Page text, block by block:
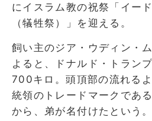
にイスラム教の祝祭「イー
（犠牲祭）」を迎える。
飼い主のジア・ウディン・
よると、ドナルド・トラン
700キロ。頭頂部の流れる
統領のトレードマークであ
から、弟が名付けたという。